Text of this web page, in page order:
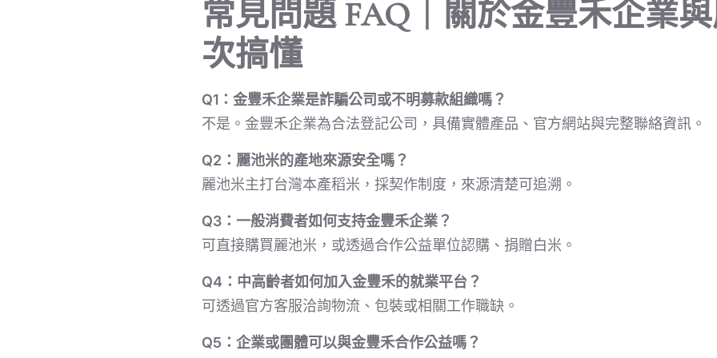
常見問題 FAQ｜關於金豐禾企業
次搞懂
Q1：金豐禾企業是詐騙公司或不明募款組織嗎？
不是。金豐禾企業為合法登記公司，具備實體產品、官方網站與完整聯絡資訊。
Q2：麗池米的產地來源安全嗎？
麗池米主打台灣本產稻米，採契作制度，來源清楚可追溯。
Q3：一般消費者如何支持金豐禾企業？
可直接購買麗池米，或透過合作公益單位認購、捐贈白米。
Q4：中高齡者如何加入金豐禾的就業平台？
可透過官方客服洽詢物流、包裝或相關工作職缺。
Q5：企業或團體可以與金豐禾合作公益嗎？